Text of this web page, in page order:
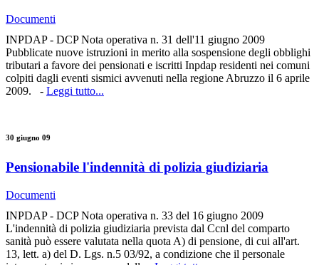
Documenti
INPDAP - DCP Nota operativa n. 31 dell'11 giugno 2009
Pubblicate nuove istruzioni in merito alla sospensione degli obblighi
tributari a favore dei pensionati e iscritti Inpdap residenti nei comuni
colpiti dagli eventi sismici avvenuti nella regione Abruzzo il 6 aprile
2009. - Leggi tutto...
30 giugno 09
Pensionabile l'indennità di polizia giudiziaria
Documenti
INPDAP - DCP Nota operativa n. 33 del 16 giugno 2009
L'indennità di polizia giudiziaria prevista dal Ccnl del comparto
sanità può essere valutata nella quota A) di pensione, di cui all'art.
13, lett. a) del D. Lgs. n.5 03/92, a condizione che il personale